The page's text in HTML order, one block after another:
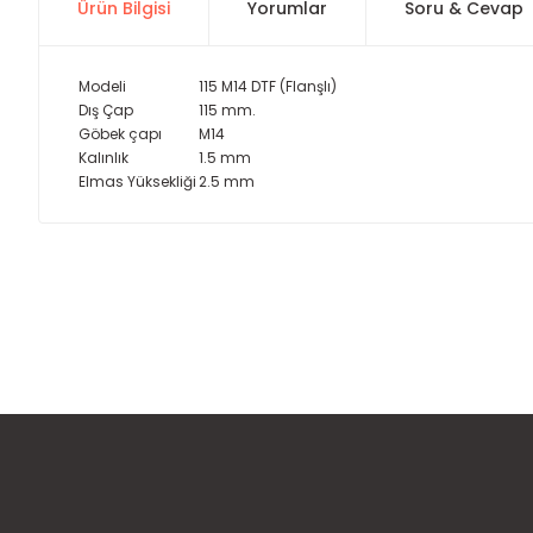
Ürün Bilgisi Yorumlar Soru & Cevap
Modeli
115 M14 DTF (Flanşlı)
Dış Çap
115 mm.
Göbek çapı
M14
Kalınlık
1.5 mm
Elmas Yüksekliği2.5 mm
Ürün bilgilerinde hatalar bulunuyor.